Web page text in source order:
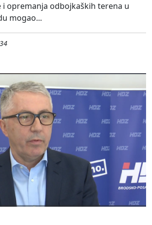
opremanja odbojkaških terena u
mogao...